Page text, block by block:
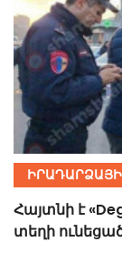
Հայտնի է
տեղի